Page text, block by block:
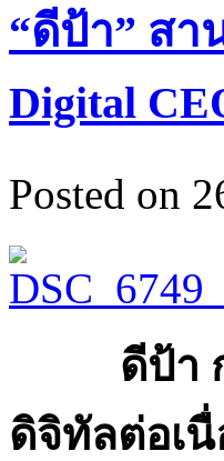
“ดีป้า” ส
Digital
Posted on
ดีป้า กร
ดิจิทัลต่อเ